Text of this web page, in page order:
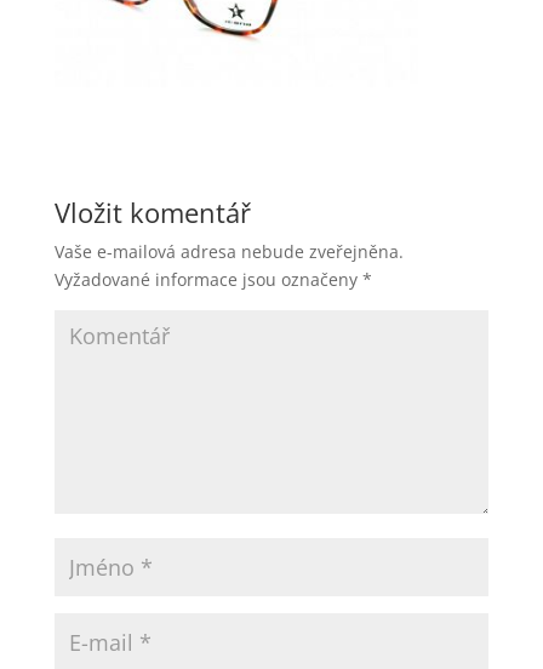
Vložit komentář
Vaše e-mailová adresa nebude zveřejněna.
Vyžadované informace jsou označeny *